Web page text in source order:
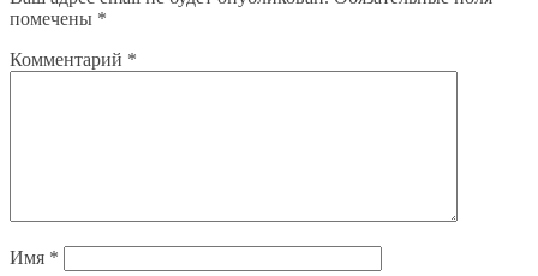
помечены *
Комментарий *
Имя *